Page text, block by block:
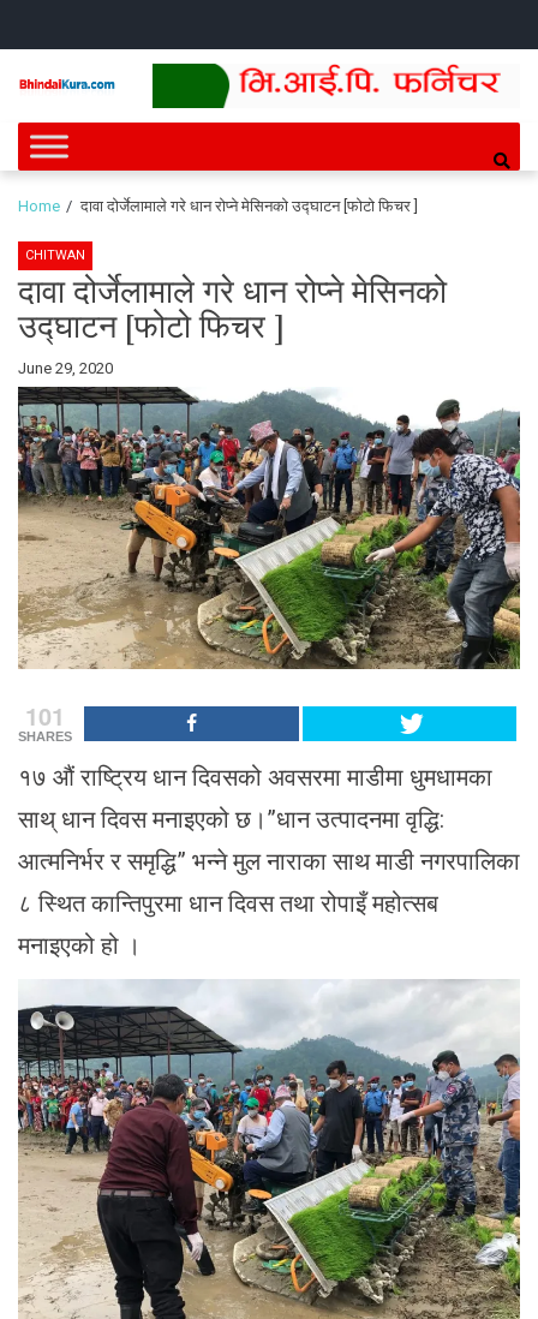
Bhindai Kura
News and entertainment.
Home दावा दोर्जेलामाले गरे धान रोप्ने मेसिनको उद्घाटन [फोटो फिचर ]
CHITWAN
दावा दोर्जेलामाले गरे धान रोप्ने मेसिनको
उद्घाटन [फोटो फिचर ]
By
Bhindai
Kura
June 29, 2020
101
SHARES
१७ औं राष्ट्रिय धान दिवसको अवसरमा माडीमा धुमधामका
साथ् धान दिवस मनाइएको छ।”धान उत्पादनमा वृद्धि:
आत्मनिर्भर र समृद्धि” भन्ने मुल नाराका साथ माडी नगरपालिका
८ स्थित कान्तिपुरमा धान दिवस तथा रोपाइँ महोत्सब
मनाइएको हो ।